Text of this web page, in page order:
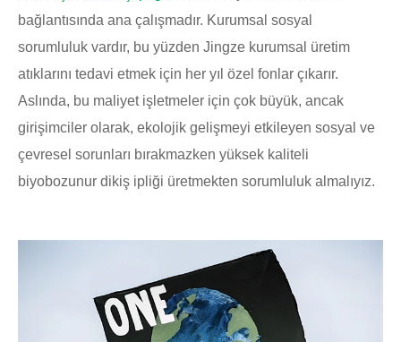
bağlantısında ana çalışmadır. Kurumsal sosyal
sorumluluk vardır, bu yüzden Jingze kurumsal üretim
atıklarını tedavi etmek için her yıl özel fonlar çıkarır.
Aslında, bu maliyet işletmeler için çok büyük, ancak
girişimciler olarak, ekolojik gelişmeyi etkileyen sosyal ve
çevresel sorunları bırakmazken yüksek kaliteli
biyobozunur dikiş ipliği üretmekten sorumluluk almalıyız.